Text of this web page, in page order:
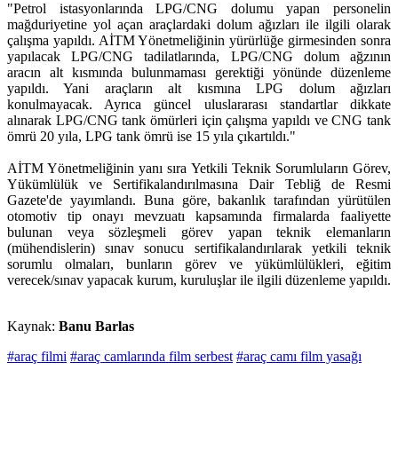
"Petrol istasyonlarında LPG/CNG dolumu yapan personelin
mağduriyetine yol açan araçlardaki dolum ağızları ile ilgili olarak
çalışma yapıldı. AİTM Yönetmeliğinin yürürlüğe girmesinden sonra
yapılacak LPG/CNG tadilatlarında, LPG/CNG dolum ağzının
aracın alt kısmında bulunmaması gerektiği yönünde düzenleme
yapıldı. Yani araçların alt kısmına LPG dolum ağızları
konulmayacak. Ayrıca güncel uluslararası standartlar dikkate
alınarak LPG/CNG tank ömürleri için çalışma yapıldı ve CNG tank
ömrü 20 yıla, LPG tank ömrü ise 15 yıla çıkartıldı."
AİTM Yönetmeliğinin yanı sıra Yetkili Teknik Sorumluların Görev,
Yükümlülük ve Sertifikalandırılmasına Dair Tebliğ de Resmi
Gazete'de yayımlandı. Buna göre, bakanlık tarafından yürütülen
otomotiv tip onayı mevzuatı kapsamında firmalarda faaliyette
bulunan veya sözleşmeli görev yapan teknik elemanların
(mühendislerin) sınav sonucu sertifikalandırılarak yetkili teknik
sorumlu olmaları, bunların görev ve yükümlülükleri, eğitim
verecek/sınav yapacak kurum, kuruluşlar ile ilgili düzenleme yapıldı.
Kaynak: Banu Barlas
#araç filmi #araç camlarında film serbest #araç camı film yasağı